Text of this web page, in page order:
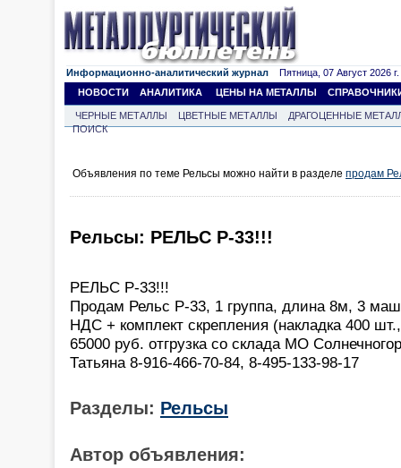
Информационно-аналитический журнал Пятница, 07 Август 2026 г.
НОВОСТИ
АНАЛИТИКА ЦЕНЫ НА МЕТАЛЛЫ
ЧЕРНЫЕ МЕТАЛЛЫ ЦВЕТНЫЕ МЕТАЛЛЫ
ДРАГОЦЕННЫЕ
ПОИСК
Объявления по теме Рельсы можно найти в разделе продам
Рельсы: РЕЛЬС Р-33!!!
РЕЛЬС Р-33!!!
Продам Рельс Р-33, 1 группа, длина 8м, 3
НДС + комплект скрепления (накладка 400
65000 руб. отгрузка со склада МО
Татьяна 8-916-466-70-84, 8-495-133-98-17
Разделы: Рельсы
Автор объявления: